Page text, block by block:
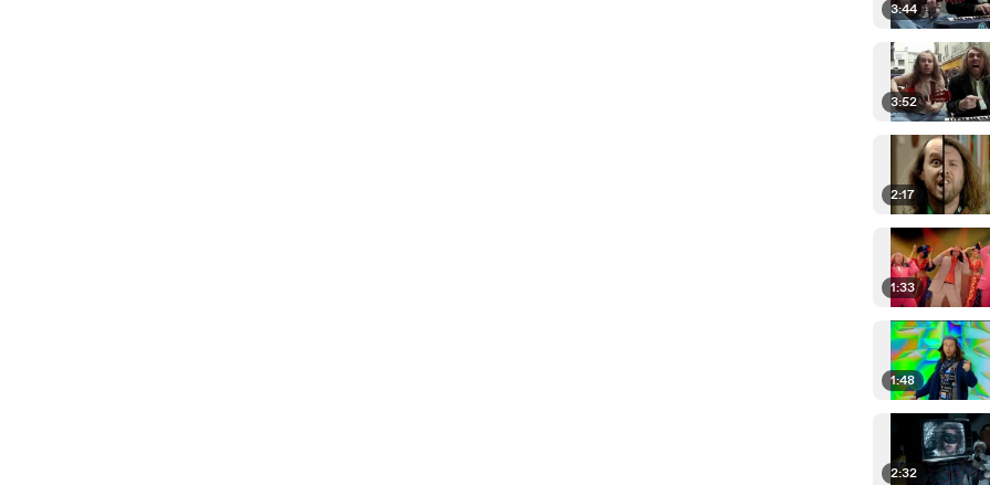
3:44
3:52
2:17
1:33
1:48
2:32